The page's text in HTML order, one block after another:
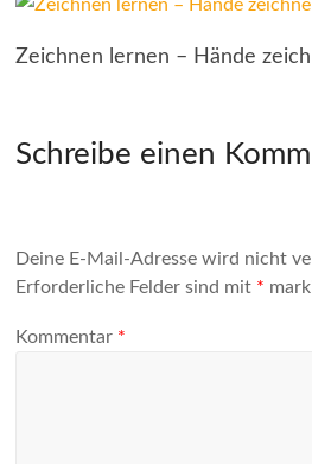
Zeichnen lernen – Hände
Schreibe einen
Deine E-Mail-Adresse wird nicht
Erforderliche Felder sind mit *
Kommentar *